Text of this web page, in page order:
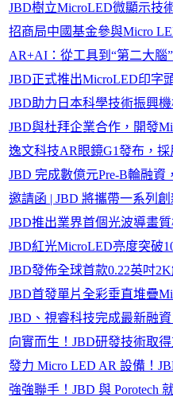
JBD樹立MicroLED微顯示技
招商局中國基金參與Micro
AR+AI：從工具到“第二大腦
JBD正式推出MicroLED印字
JBD助力日本科學技術振興
JBD與杜拜企業合作，開發
逸文科技AR眼鏡G1發布，
JBD 完成數億元Pre-B輪融資
邀請函 | JBD 將攜帶一系列
JBD推出業界首個光波導畫
JBD紅光MicroLED亮度突破
JBD發佈全球首款0.22英吋
JBD首發單片全彩垂直堆疊
JBD、視睿科技完成最新融
向實而生！JBD研發技術取得
發力 Micro LED AR 設備！
強強聯手！JBD 與 Porotech